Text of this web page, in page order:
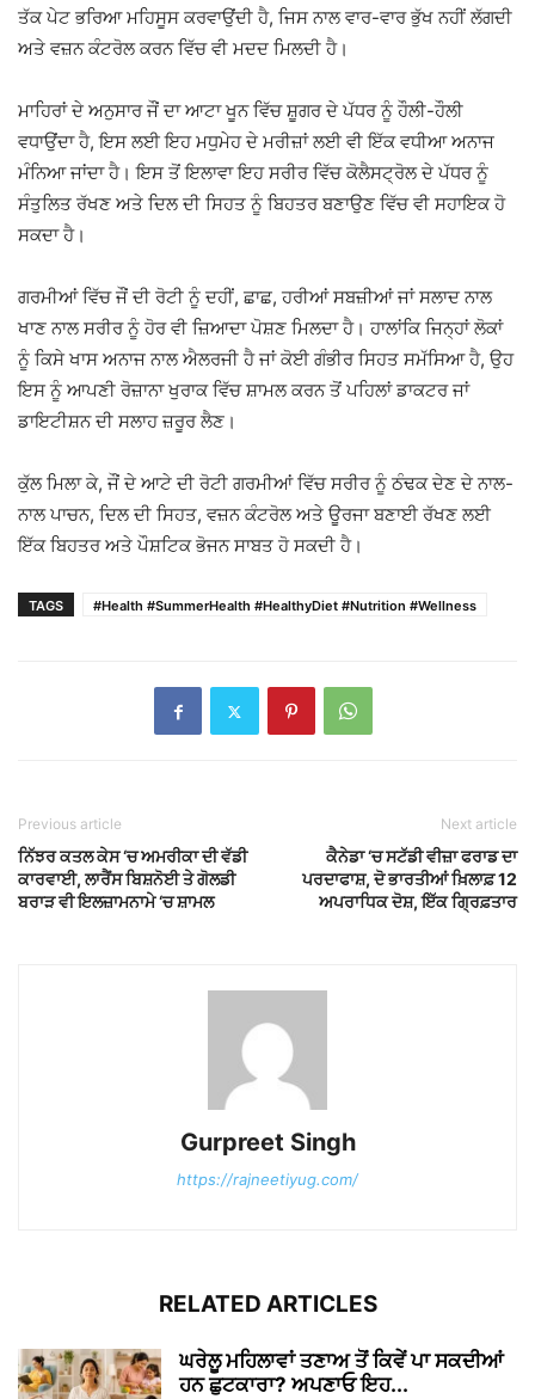
ਤੱਕ ਪੇਟ ਭਰਿਆ ਮਹਿਸੂਸ ਕਰਵਾਉਂਦੀ ਹੈ, ਜਿਸ ਨਾਲ ਵਾਰ-ਵਾਰ ਭੁੱਖ ਨਹੀਂ ਲੱਗਦੀ
ਅਤੇ ਵਜ਼ਨ ਕੰਟਰੋਲ ਕਰਨ ਵਿੱਚ ਵੀ ਮਦਦ ਮਿਲਦੀ ਹੈ।
ਮਾਹਿਰਾਂ ਦੇ ਅਨੁਸਾਰ ਜੌਂ ਦਾ ਆਟਾ ਖੂਨ ਵਿੱਚ ਸ਼ੂਗਰ ਦੇ ਪੱਧਰ ਨੂੰ ਹੌਲੀ-ਹੌਲੀ
ਵਧਾਉਂਦਾ ਹੈ, ਇਸ ਲਈ ਇਹ ਮਧੁਮੇਹ ਦੇ ਮਰੀਜ਼ਾਂ ਲਈ ਵੀ ਇੱਕ ਵਧੀਆ ਅਨਾਜ
ਮੰਨਿਆ ਜਾਂਦਾ ਹੈ। ਇਸ ਤੋਂ ਇਲਾਵਾ ਇਹ ਸਰੀਰ ਵਿੱਚ ਕੋਲੈਸਟ੍ਰੋਲ ਦੇ ਪੱਧਰ ਨੂੰ
ਸੰਤੁਲਿਤ ਰੱਖਣ ਅਤੇ ਦਿਲ ਦੀ ਸਿਹਤ ਨੂੰ ਬਿਹਤਰ ਬਣਾਉਣ ਵਿੱਚ ਵੀ ਸਹਾਇਕ ਹੋ
ਸਕਦਾ ਹੈ।
ਗਰਮੀਆਂ ਵਿੱਚ ਜੌਂ ਦੀ ਰੋਟੀ ਨੂੰ ਦਹੀਂ, ਛਾਛ, ਹਰੀਆਂ ਸਬਜ਼ੀਆਂ ਜਾਂ ਸਲਾਦ ਨਾਲ
ਖਾਣ ਨਾਲ ਸਰੀਰ ਨੂੰ ਹੋਰ ਵੀ ਜ਼ਿਆਦਾ ਪੋਸ਼ਣ ਮਿਲਦਾ ਹੈ। ਹਾਲਾਂਕਿ ਜਿਨ੍ਹਾਂ ਲੋਕਾਂ
ਨੂੰ ਕਿਸੇ ਖਾਸ ਅਨਾਜ ਨਾਲ ਐਲਰਜੀ ਹੈ ਜਾਂ ਕੋਈ ਗੰਭੀਰ ਸਿਹਤ ਸਮੱਸਿਆ ਹੈ, ਉਹ
ਇਸ ਨੂੰ ਆਪਣੀ ਰੋਜ਼ਾਨਾ ਖੁਰਾਕ ਵਿੱਚ ਸ਼ਾਮਲ ਕਰਨ ਤੋਂ ਪਹਿਲਾਂ ਡਾਕਟਰ ਜਾਂ
ਡਾਇਟੀਸ਼ਨ ਦੀ ਸਲਾਹ ਜ਼ਰੂਰ ਲੈਣ।
ਕੁੱਲ ਮਿਲਾ ਕੇ, ਜੌਂ ਦੇ ਆਟੇ ਦੀ ਰੋਟੀ ਗਰਮੀਆਂ ਵਿੱਚ ਸਰੀਰ ਨੂੰ ਠੰਢਕ ਦੇਣ ਦੇ ਨਾਲ-
ਨਾਲ ਪਾਚਨ, ਦਿਲ ਦੀ ਸਿਹਤ, ਵਜ਼ਨ ਕੰਟਰੋਲ ਅਤੇ ਊਰਜਾ ਬਣਾਈ ਰੱਖਣ ਲਈ
ਇੱਕ ਬਿਹਤਰ ਅਤੇ ਪੌਸ਼ਟਿਕ ਭੋਜਨ ਸਾਬਤ ਹੋ ਸਕਦੀ ਹੈ।
TAGS #Health #SummerHealth #HealthyDiet #Nutrition #Wellness
Previous article
ਨਿੱਝਰ ਕਤਲ ਕੇਸ ‘ਚ ਅਮਰੀਕਾ ਦੀ ਵੱਡੀ
ਕਾਰਵਾਈ, ਲਾਰੈਂਸ ਬਿਸ਼ਨੋਈ ਤੇ ਗੋਲਡੀ
ਬਰਾੜ ਵੀ ਇਲਜ਼ਾਮਨਾਮੇ ‘ਚ ਸ਼ਾਮਲ
Next article
ਕੈਨੇਡਾ ‘ਚ ਸਟੱਡੀ ਵੀਜ਼ਾ ਫਰਾਡ ਦਾ
ਪਰਦਾਫਾਸ਼, ਦੋ ਭਾਰਤੀਆਂ ਖ਼ਿਲਾਫ਼ 12
ਅਪਰਾਧਿਕ ਦੋਸ਼, ਇੱਕ ਗ੍ਰਿਫ਼ਤਾਰ
Gurpreet Singh
https://rajneetiyug.com/
RELATED ARTICLES
ਘਰੇਲੂ ਮਹਿਲਾਵਾਂ ਤਣਾਅ ਤੋਂ ਕਿਵੇਂ ਪਾ ਸਕਦੀਆਂ
ਹਨ ਛੁਟਕਾਰਾ? ਅਪਣਾਓ ਇਹ...